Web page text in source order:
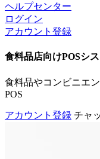
ヘルプセンター
ログイン
アカウント登録
食料品店向けPOSシ
食料品やコンビニエ
POS
アカウント登録 チャ